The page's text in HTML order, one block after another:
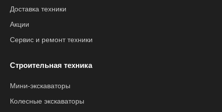
Доставка техники
Акции
Сервис и ремонт техники
Строительная техника
Мини-экскаваторы
Колесные экскаваторы